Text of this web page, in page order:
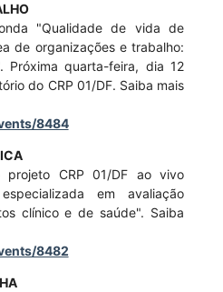
"Qualidade de vida de
de organizações e trabalho:
Próxima quarta-feira, dia 12
do CRP 01/DF. Saiba mais
8484
CRP 01/DF ao vivo
em avaliação
clínico e de saúde". Saiba
8482